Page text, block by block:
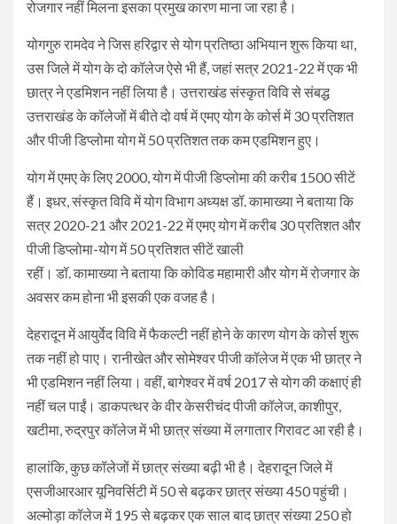
रोजगार नहीं मिलना इसका प्रमुख कारण माना जा रहा है।
योगगुरु रामदेव ने जिस हरिद्वार से योग प्रतिष्ठा अभियान शुरू किया था,
उस जिले में योग के दो कॉलेज ऐसे भी हैं, जहां सत्र 2021-22 में एक भी
छात्र ने एडमिशन नहीं लिया है। उत्तराखंड संस्कृत विवि से संबद्ध
उत्तराखंड के कॉलेजों में बीते दो वर्ष में एमए योग के कोर्स में 30 प्रतिशत
और पीजी डिप्लोमा योग में 50 प्रतिशत तक कम एडमिशन हुए।
योग में एमए के लिए 2000, योग में पीजी डिप्लोमा की करीब 1500 सीटें
हैं। इधर, संस्कृत विवि में योग विभाग अध्यक्ष डॉ. कामाख्या ने बताया कि
सत्र 2020-21 और 2021-22 में एमए योग में करीब 30 प्रतिशत और
पीजी डिप्लोमा-योग में 50 प्रतिशत सीटें खाली
रहीं। डॉ. कामाख्या ने बताया कि कोविड महामारी और योग में रोजगार के
अवसर कम होना भी इसकी एक वजह है।
देहरादून में आयुर्वेद विवि में फैकल्टी नहीं होने के कारण योग के कोर्स शुरू
तक नहीं हो पाए। रानीखेत और सोमेश्वर पीजी कॉलेज में एक भी छात्र ने
भी एडमिशन नहीं लिया। वहीं, बागेश्वर में वर्ष 2017 से योग की कक्षाएं ही
नहीं चल पाईं। डाकपत्थर के वीर केसरीचंद पीजी कॉलेज, काशीपुर,
खटीमा, रुद्रपुर कॉलेज में भी छात्र संख्या में लगातार गिरावट आ रही है।
हालांकि, कुछ कॉलेजों में छात्र संख्या बढ़ी भी है। देहरादून जिले में
एसजीआरआर यूनिवर्सिटी में 50 से बढ़कर छात्र संख्या 450 पहुंची।
अल्मोड़ा कॉलेज में 195 से बढ़कर एक साल बाद छात्र संख्या 250 हो